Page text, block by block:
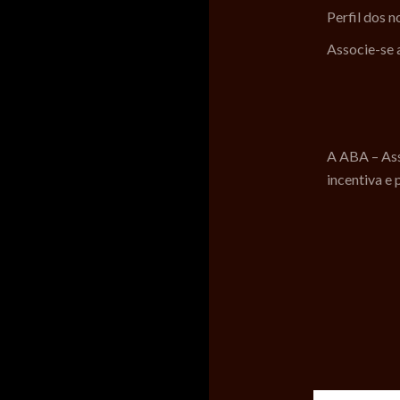
Perfil dos
Associe-se
A ABA –
incentiva e